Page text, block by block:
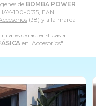
de BOMBA POWER
100-0135, EAN
(38) y a la marca
características a
en "Accesorios".